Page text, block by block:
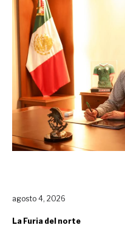
agosto 4, 2026
La Furia del norte